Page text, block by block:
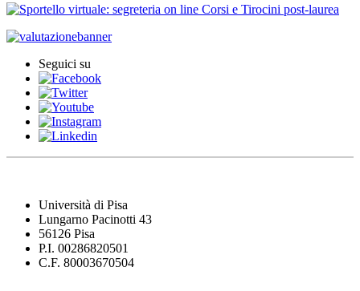
Seguici su
Università di Pisa
Lungarno Pacinotti 43
56126 Pisa
P.I. 00286820501
C.F. 80003670504